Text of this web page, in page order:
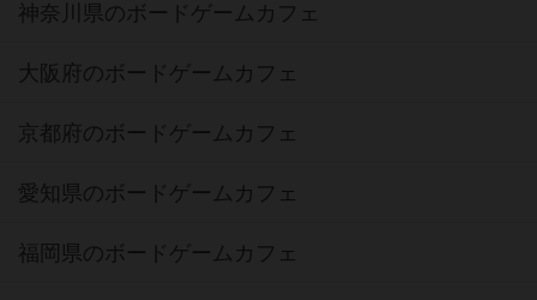
神奈川県のボードゲームカフェ
大阪府のボードゲームカフェ
京都府のボードゲームカフェ
愛知県のボードゲームカフェ
福岡県のボードゲームカフェ